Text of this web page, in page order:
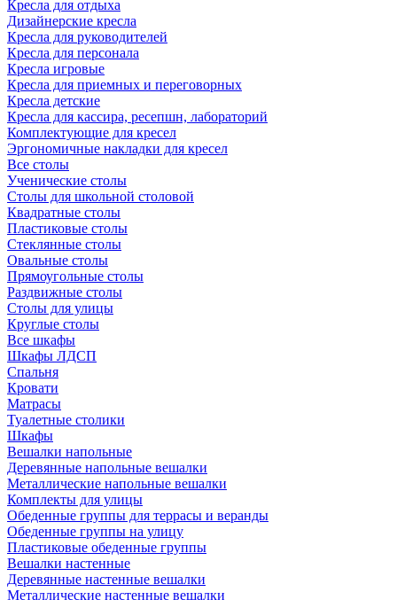
Кресла для отдыха
Дизайнерские кресла
Кресла для руководителей
Кресла для персонала
Кресла игровые
Кресла для приемных и переговорных
Кресла детские
Кресла для кассира, ресепшн, лабораторий
Комплектующие для кресел
Эргономичные накладки для кресел
Все столы
Ученические столы
Столы для школьной столовой
Квадратные столы
Пластиковые столы
Стеклянные столы
Овальные столы
Прямоугольные столы
Раздвижные столы
Столы для улицы
Круглые столы
Все шкафы
Шкафы ЛДСП
Спальня
Кровати
Матрасы
Туалетные столики
Шкафы
Вешалки напольные
Деревянные напольные вешалки
Металлические напольные вешалки
Комплекты для улицы
Обеденные группы для террасы и веранды
Обеденные группы на улицу
Пластиковые обеденные группы
Вешалки настенные
Деревянные настенные вешалки
Металлические настенные вешалки